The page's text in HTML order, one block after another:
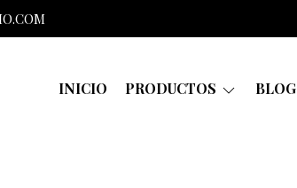
INICIO PRODUCTOS BLOG